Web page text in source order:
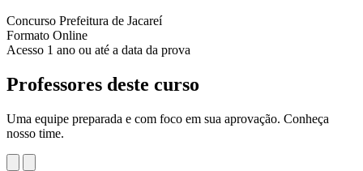
Concurso Prefeitura de Jacareí
Formato Online
Acesso 1 ano ou até a data da prova
Professores deste curso
Uma equipe preparada e com foco em sua aprovação. Conheça
nosso time.